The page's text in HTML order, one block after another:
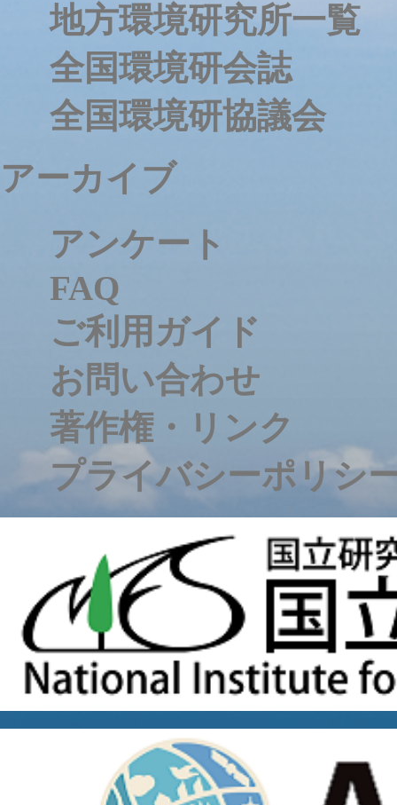
地方環境研究所一覧
全国環境研会誌
全国環境研協議会
アーカイブ
アンケート
FAQ
ご利用ガイド
お問い合わせ
著作権・リンク
プライバシーポリシ